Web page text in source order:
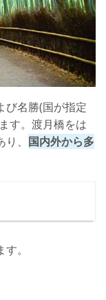
ット
び名勝(国が指定
す。渡月橋をは
、 国内外から多
。